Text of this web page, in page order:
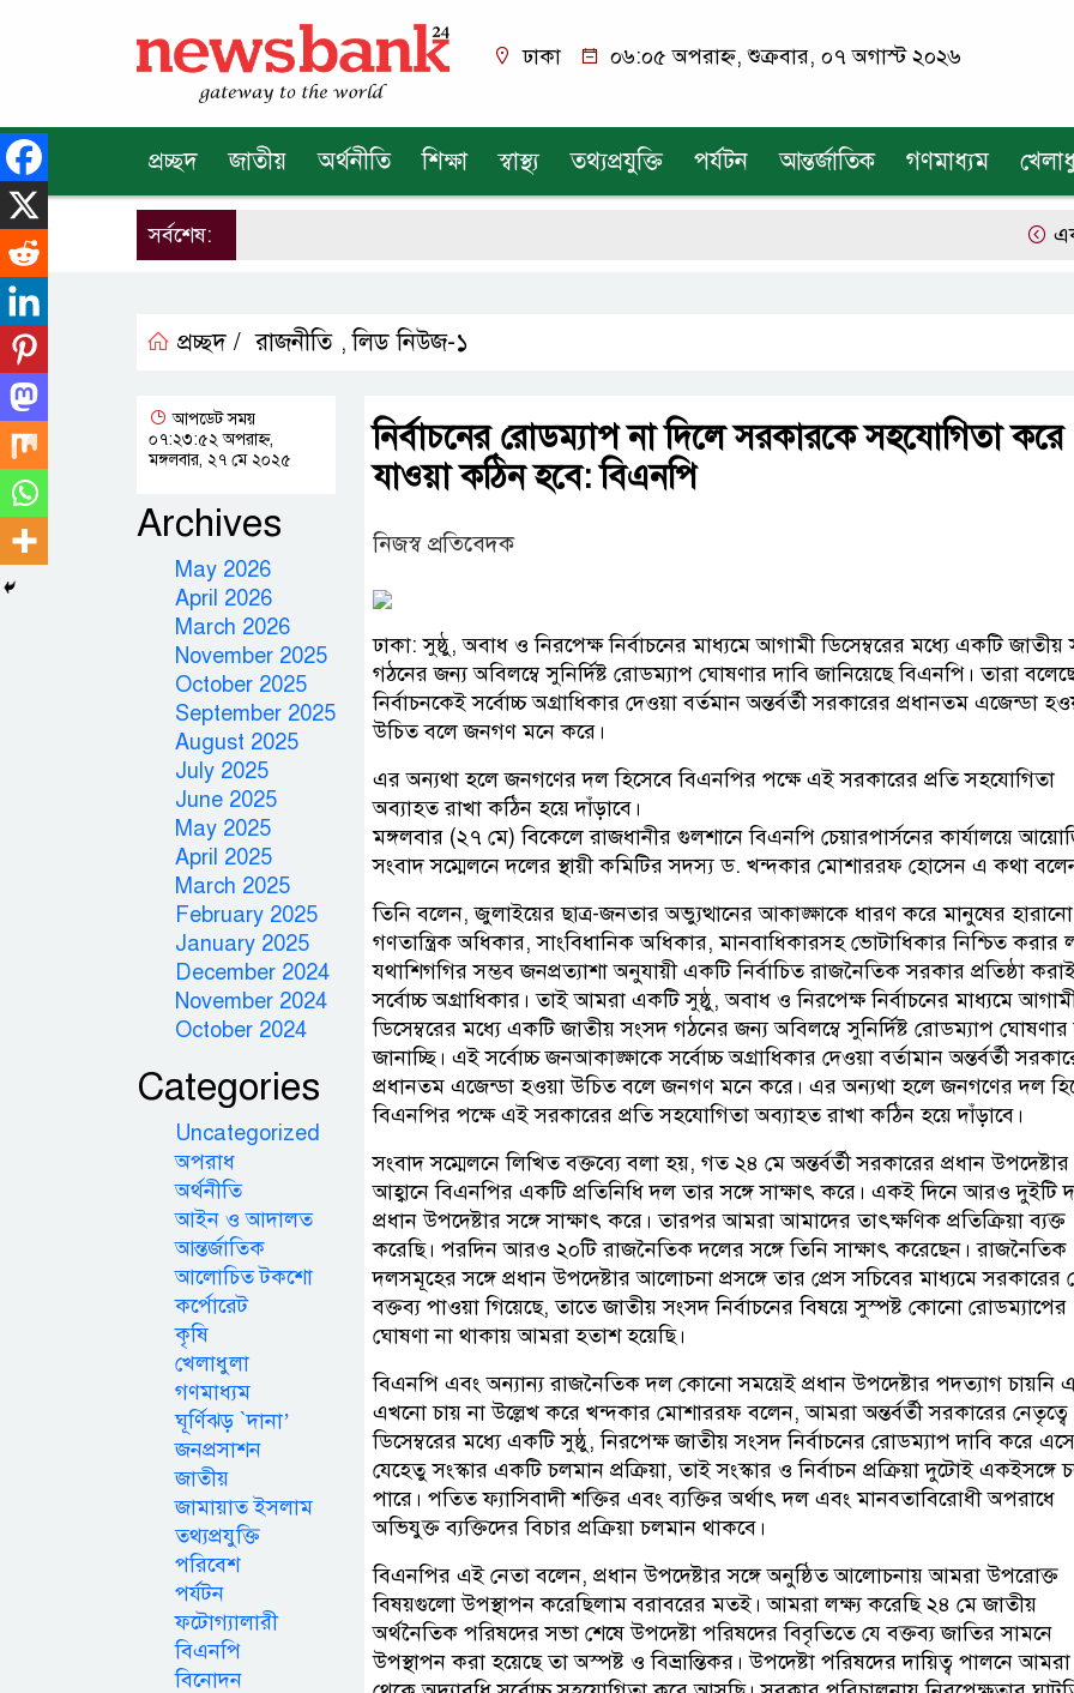
ঢাকা ০৬:০৫ অপরাহ্ন, শুক্রবার, ০৭ অগাস্ট ২০২৬
প্রচ্ছদ জাতীয় অর্থনীতি শিক্ষা স্বাস্থ্য তথ্যপ্রযুক্তি পর্যটন আন্তর্জাতিক গণমাধ্যম
সর্বশেষ: একক
প্রচ্ছদ / রাজনীতি ,লিড নিউজ-১
নির্বাচনের রোডম্যাপ না দিলে সরকারকে সহযোগিতা করে
যাওয়া কঠিন হবে: বিএনপি
নিজস্ব প্রতিবেদক
ঢাকা: সুষ্ঠু, অবাধ ও নিরপেক্ষ নির্বাচনের মাধ্যমে আগামী ডিসেম্বরের মধ্যে একটি
গঠনের জন্য অবিলম্বে সুনির্দিষ্ট রোডম্যাপ ঘোষণার দাবি জানিয়েছে বিএনপি। তারা
নির্বাচনকেই সর্বোচ্চ অগ্রাধিকার দেওয়া বর্তমান অন্তর্বর্তী সরকারের প্রধানতম এজেন্ডা
উচিত বলে জনগণ মনে করে।
এর অন্যথা হলে জনগণের দল হিসেবে বিএনপির পক্ষে এই সরকারের প্রতি সহযোগিতা
অব্যাহত রাখা কঠিন হয়ে দাঁড়াবে।
মঙ্গলবার (২৭ মে) বিকেলে রাজধানীর গুলশানে বিএনপি চেয়ারপার্সনের কার্যালয়ে
সংবাদ সম্মেলনে দলের স্থায়ী কমিটির সদস্য ড. খন্দকার মোশাররফ হোসেন এ কথা
তিনি বলেন, জুলাইয়ের ছাত্র-জনতার অভ্যুত্থানের আকাঙ্ক্ষাকে ধারণ করে মানুষের হারানো
গণতান্ত্রিক অধিকার, সাংবিধানিক অধিকার, মানবাধিকারসহ ভোটাধিকার নিশ্চিত করার
যথাশিগগির সম্ভব জনপ্রত্যাশা অনুযায়ী একটি নির্বাচিত রাজনৈতিক সরকার প্রতিষ্ঠা
সর্বোচ্চ অগ্রাধিকার। তাই আমরা একটি সুষ্ঠু, অবাধ ও নিরপেক্ষ নির্বাচনের মাধ্যমে
ডিসেম্বরের মধ্যে একটি জাতীয় সংসদ গঠনের জন্য অবিলম্বে সুনির্দিষ্ট রোডম্যাপ ঘোষণার
জানাচ্ছি। এই সর্বোচ্চ জনআকাঙ্ক্ষাকে সর্বোচ্চ অগ্রাধিকার দেওয়া বর্তামান অন্তর্বর্তী
প্রধানতম এজেন্ডা হওয়া উচিত বলে জনগণ মনে করে। এর অন্যথা হলে জনগণের দল
বিএনপির পক্ষে এই সরকারের প্রতি সহযোগিতা অব্যাহত রাখা কঠিন হয়ে দাঁড়াবে।
সংবাদ সম্মেলনে লিখিত বক্তব্যে বলা হয়, গত ২৪ মে অন্তর্বর্তী সরকারের প্রধান উপদেষ্টার
আহ্বানে বিএনপির একটি প্রতিনিধি দল তার সঙ্গে সাক্ষাৎ করে। একই দিনে আরও দুইটি
প্রধান উপদেষ্টার সঙ্গে সাক্ষাৎ করে। তারপর আমরা আমাদের তাৎক্ষণিক প্রতিক্রিয়া ব্যক্ত
করেছি। পরদিন আরও ২০টি রাজনৈতিক দলের সঙ্গে তিনি সাক্ষাৎ করেছেন। রাজনৈতিক
দলসমূহের সঙ্গে প্রধান উপদেষ্টার আলোচনা প্রসঙ্গে তার প্রেস সচিবের মাধ্যমে সরকারের
বক্তব্য পাওয়া গিয়েছে, তাতে জাতীয় সংসদ নির্বাচনের বিষয়ে সুস্পষ্ট কোনো রোডম্যাপের
ঘোষণা না থাকায় আমরা হতাশ হয়েছি।
বিএনপি এবং অন্যান্য রাজনৈতিক দল কোনো সময়েই প্রধান উপদেষ্টার পদত্যাগ চায়নি
এখনো চায় না উল্লেখ করে খন্দকার মোশাররফ বলেন, আমরা অন্তর্বর্তী সরকারের নেতৃত্বে
ডিসেম্বরের মধ্যে একটি সুষ্ঠু, নিরপেক্ষ জাতীয় সংসদ নির্বাচনের রোডম্যাপ দাবি করে
যেহেতু সংস্কার একটি চলমান প্রক্রিয়া, তাই সংস্কার ও নির্বাচন প্রক্রিয়া দুটোই একইসঙ্গে
পারে। পতিত ফ্যাসিবাদী শক্তির এবং ব্যক্তির অর্থাৎ দল এবং মানবতাবিরোধী অপরাধে
অভিযুক্ত ব্যক্তিদের বিচার প্রক্রিয়া চলমান থাকবে।
বিএনপির এই নেতা বলেন, প্রধান উপদেষ্টার সঙ্গে অনুষ্ঠিত আলোচনায় আমরা উপরোক্ত
বিষয়গুলো উপস্থাপন করেছিলাম বরাবরের মতই। আমরা লক্ষ্য করেছি ২৪ মে জাতীয়
অর্থনৈতিক পরিষদের সভা শেষে উপদেষ্টা পরিষদের বিবৃতিতে যে বক্তব্য জাতির সামনে
উপস্থাপন করা হয়েছে তা অস্পষ্ট ও বিভ্রান্তিকর। উপদেষ্টা পরিষদের দায়িত্ব পালনে
আপডেট সময়
০৭:২৩:৫২ অপরাহ্ন,
মঙ্গলবার, ২৭ মে ২০২৫
Archives
May 2026
April 2026
March 2026
November 2025
October 2025
September 2025
August 2025
July 2025
June 2025
May 2025
April 2025
March 2025
February 2025
January 2025
December 2024
November 2024
October 2024
Categories
Uncategorized
অপরাধ
অর্থনীতি
আইন ও আদালত
আন্তর্জাতিক
আলোচিত টকশো
কর্পোরেট
কৃষি
খেলাধুলা
গণমাধ্যম
ঘূর্ণিঝড় `দানা’
জনপ্রসাশন
জাতীয়
জামায়াত ইসলাম
তথ্যপ্রযুক্তি
পরিবেশ
পর্যটন
ফটোগ্যালারী
বিএনপি
বিনোদন